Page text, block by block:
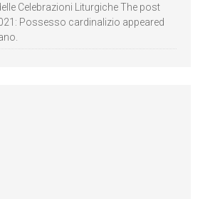
Celebrazioni Liturgiche The post
Possesso cardinalizio appeared